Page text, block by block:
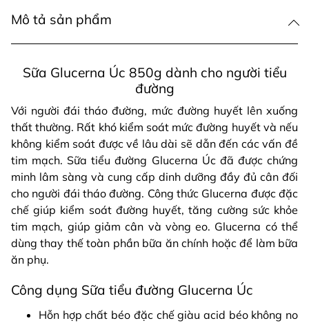
Mô tả sản phẩm
Sữa Glucerna Úc 850g dành cho người tiểu
đường
Với người đái tháo đường, mức đường huyết lên xuống
thất thường. Rất khó kiểm soát mức đường huyết và nếu
không kiểm soát được về lâu dài sẽ dẫn đến các vấn đề
tim mạch. Sữa tiểu đường Glucerna Úc đã được chứng
minh lâm sàng và cung cấp dinh dưỡng đầy đủ cân đối
cho người đái tháo đường. Công thức Glucerna được đặc
chế giúp kiểm soát đường huyết, tăng cường sức khỏe
tim mạch, giúp giảm cân và vòng eo. Glucerna có thể
dùng thay thế toàn phần bữa ăn chính hoặc để làm bữa
ăn phụ.
Công dụng Sữa tiểu đường Glucerna Úc
Hỗn hợp chất béo đặc chế giàu acid béo không no